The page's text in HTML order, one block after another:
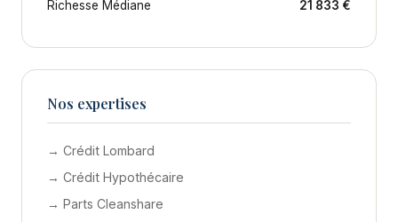
Richesse Médiane 21 833 €
Nos expertises
→ Crédit Lombard
→ Crédit Hypothécaire
→ Parts Cleanshare